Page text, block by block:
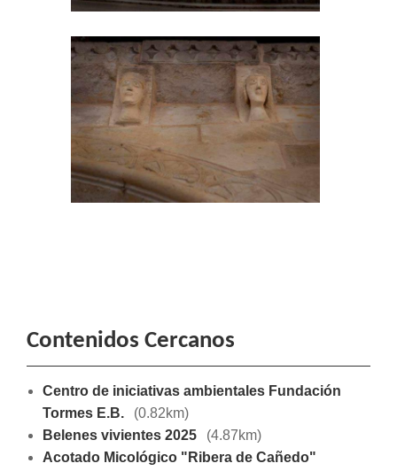
Contenidos Cercanos
Centro de iniciativas ambientales Fundación
Tormes E.B.
(0.82km)
Belenes vivientes 2025
(4.87km)
Acotado Micológico "Ribera de Cañedo"